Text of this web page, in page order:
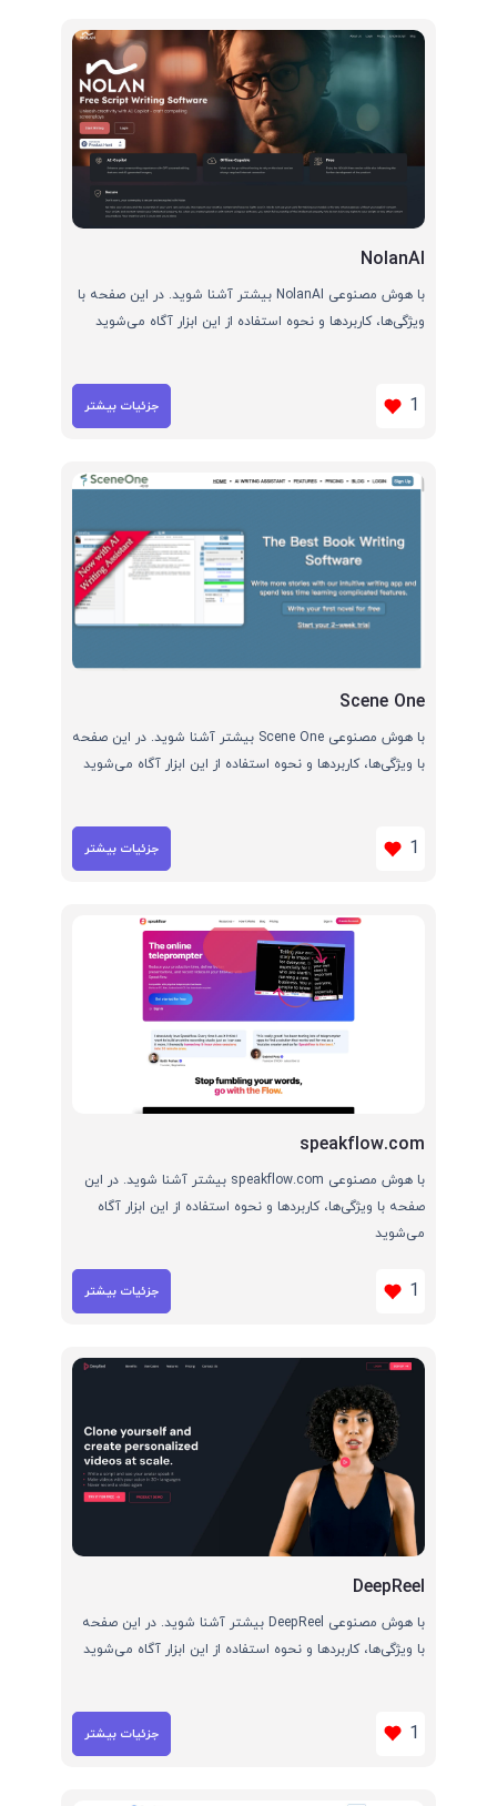
NolanAI
با هوش مصنوعی NolanAI بیشتر آشنا شوید. در این صفحه با
ویژگی‌ها، کاربردها و نحوه استفاده از این ابزار آگاه می‌شوید
1 جزئیات بیشتر
Scene One
با هوش مصنوعی Scene One بیشتر آشنا شوید. در این صفحه
با ویژگی‌ها، کاربردها و نحوه استفاده از این ابزار آگاه می‌شوید
1 جزئیات بیشتر
speakflow.com
با هوش مصنوعی speakflow.com بیشتر آشنا شوید. در این
صفحه با ویژگی‌ها، کاربردها و نحوه استفاده از این ابزار آگاه
می‌شوید
1 جزئیات بیشتر
DeepReel
با هوش مصنوعی DeepReel بیشتر آشنا شوید. در این صفحه
با ویژگی‌ها، کاربردها و نحوه استفاده از این ابزار آگاه می‌شوید
1 جزئیات بیشتر